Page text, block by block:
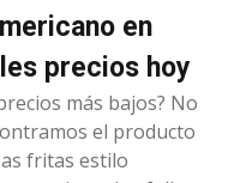
en
precios hoy
más bajos? No
el producto
fritas estilo